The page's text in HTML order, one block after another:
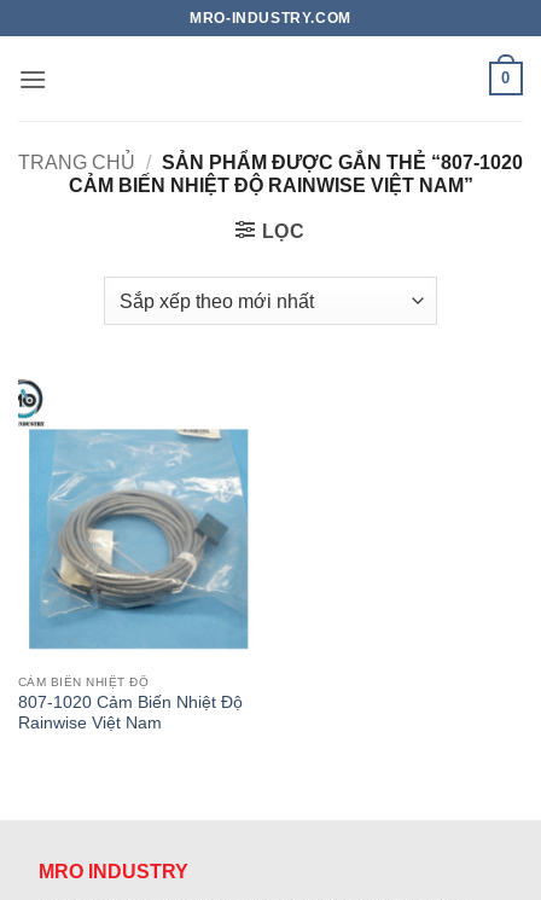
nội
MRO-INDUSTRY.COM
0
TRANG CHỦ / SẢN PHẨM ĐƯỢC GẮN THẺ “807-1020
CẢM BIẾN NHIỆT ĐỘ RAINWISE VIỆT NAM”
LỌC
CẢM BIẾN NHIỆT ĐỘ
807-1020 Cảm Biến Nhiệt Độ
Rainwise Việt Nam
MRO INDUSTRY